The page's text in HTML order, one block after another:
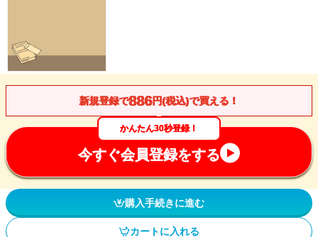
新規登録で886円(税込)で買える！
かんたん30秒登録！
今すぐ会員登録をする
購入手続きに進む
カートに入れる